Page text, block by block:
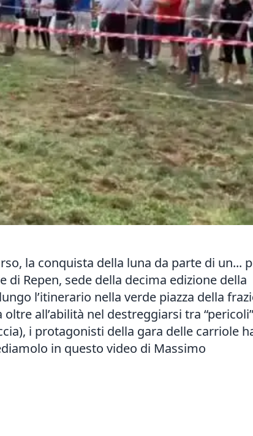
la conquista della luna da parte di un...
di Repen, sede della decima edizione della
l’itinerario nella verde piazza della
all’abilità nel destreggiarsi tra
i protagonisti della gara delle carriole
in questo video di Massimo